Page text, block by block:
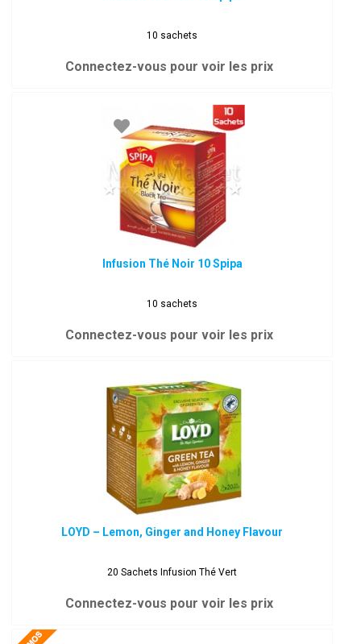
10 sachets
Connectez-vous pour voir les prix
Infusion Thé Noir 10 Spipa
10 sachets
Connectez-vous pour voir les prix
LOYD – Lemon, Ginger and Honey Flavour
20 Sachets Infusion Thé Vert
Connectez-vous pour voir les prix